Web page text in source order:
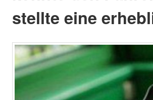
stellte eine